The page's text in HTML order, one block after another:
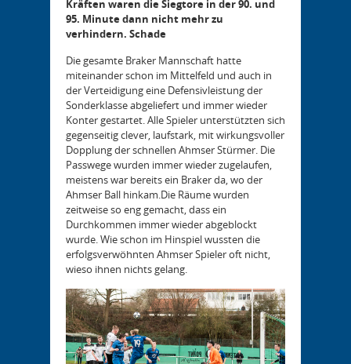
Kräften waren die Siegtore in der 90. und
95. Minute dann nicht mehr zu
verhindern. Schade
Die gesamte Braker Mannschaft hatte
miteinander schon im Mittelfeld und auch in
der Verteidigung eine Defensivleistung der
Sonderklasse abgeliefert und immer wieder
Konter gestartet. Alle Spieler unterstützten sich
gegenseitig clever, laufstark, mit wirkungsvoller
Dopplung der schnellen Ahmser Stürmer. Die
Passwege wurden immer wieder zugelaufen,
meistens war bereits ein Braker da, wo der
Ahmser Ball hinkam.Die Räume wurden
zeitweise so eng gemacht, dass ein
Durchkommen immer wieder abgeblockt
wurde. Wie schon im Hinspiel wussten die
erfolgsverwöhnten Ahmser Spieler oft nicht,
wieso ihnen nichts gelang.